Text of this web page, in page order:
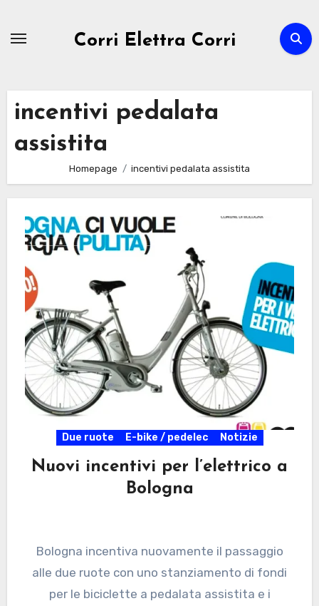
Corri Elettra Corri
incentivi pedalata
assistita
Homepage incentivi pedalata assistita
Due ruote E-bike / pedelec Notizie
Nuovi incentivi per l’elettrico a
Bologna
Bologna incentiva nuovamente il passaggio
alle due ruote con uno stanziamento di fondi
per le biciclette a pedalata assistita e i